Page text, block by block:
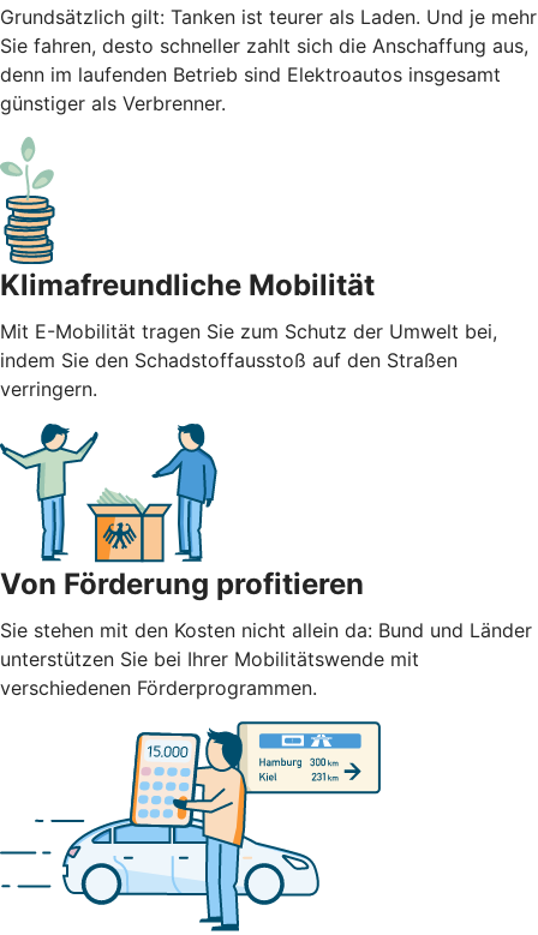
Grundsätzlich gilt: Tanken ist teurer als Laden. Und je mehr
Sie fahren, desto schneller zahlt sich die Anschaffung aus,
denn im laufenden Betrieb sind Elektroautos insgesamt
günstiger als Verbrenner.
Klimafreundliche Mobilität
Mit E-Mobilität tragen Sie zum Schutz der Umwelt bei,
indem Sie den Schadstoffausstoß auf den Straßen
verringern.
Von Förderung profitieren
Sie stehen mit den Kosten nicht allein da: Bund und Länder
unterstützen Sie bei Ihrer Mobilitätswende mit
verschiedenen Förderprogrammen.